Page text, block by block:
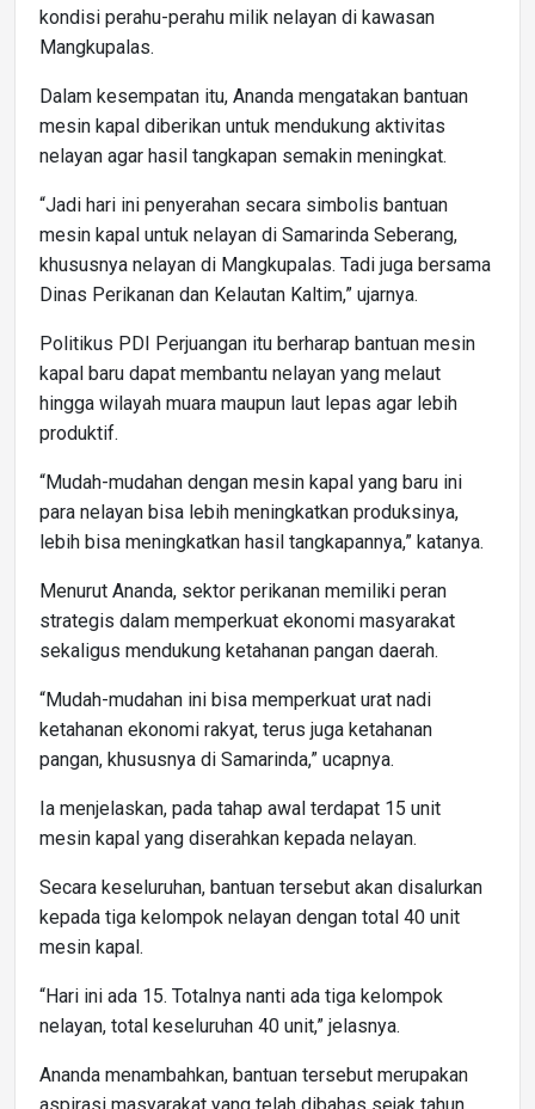
kondisi perahu-perahu milik nelayan di kawasan
Mangkupalas.
Dalam kesempatan itu, Ananda mengatakan bantuan
mesin kapal diberikan untuk mendukung aktivitas
nelayan agar hasil tangkapan semakin meningkat.
“Jadi hari ini penyerahan secara simbolis bantuan
mesin kapal untuk nelayan di Samarinda Seberang,
khususnya nelayan di Mangkupalas. Tadi juga bersama
Dinas Perikanan dan Kelautan Kaltim,” ujarnya.
Politikus PDI Perjuangan itu berharap bantuan mesin
kapal baru dapat membantu nelayan yang melaut
hingga wilayah muara maupun laut lepas agar lebih
produktif.
“Mudah-mudahan dengan mesin kapal yang baru ini
para nelayan bisa lebih meningkatkan produksinya,
lebih bisa meningkatkan hasil tangkapannya,” katanya.
Menurut Ananda, sektor perikanan memiliki peran
strategis dalam memperkuat ekonomi masyarakat
sekaligus mendukung ketahanan pangan daerah.
“Mudah-mudahan ini bisa memperkuat urat nadi
ketahanan ekonomi rakyat, terus juga ketahanan
pangan, khususnya di Samarinda,” ucapnya.
Ia menjelaskan, pada tahap awal terdapat 15 unit
mesin kapal yang diserahkan kepada nelayan.
Secara keseluruhan, bantuan tersebut akan disalurkan
kepada tiga kelompok nelayan dengan total 40 unit
mesin kapal.
“Hari ini ada 15. Totalnya nanti ada tiga kelompok
nelayan, total keseluruhan 40 unit,” jelasnya.
Ananda menambahkan, bantuan tersebut merupakan
aspirasi masyarakat yang telah dibahas sejak tahun